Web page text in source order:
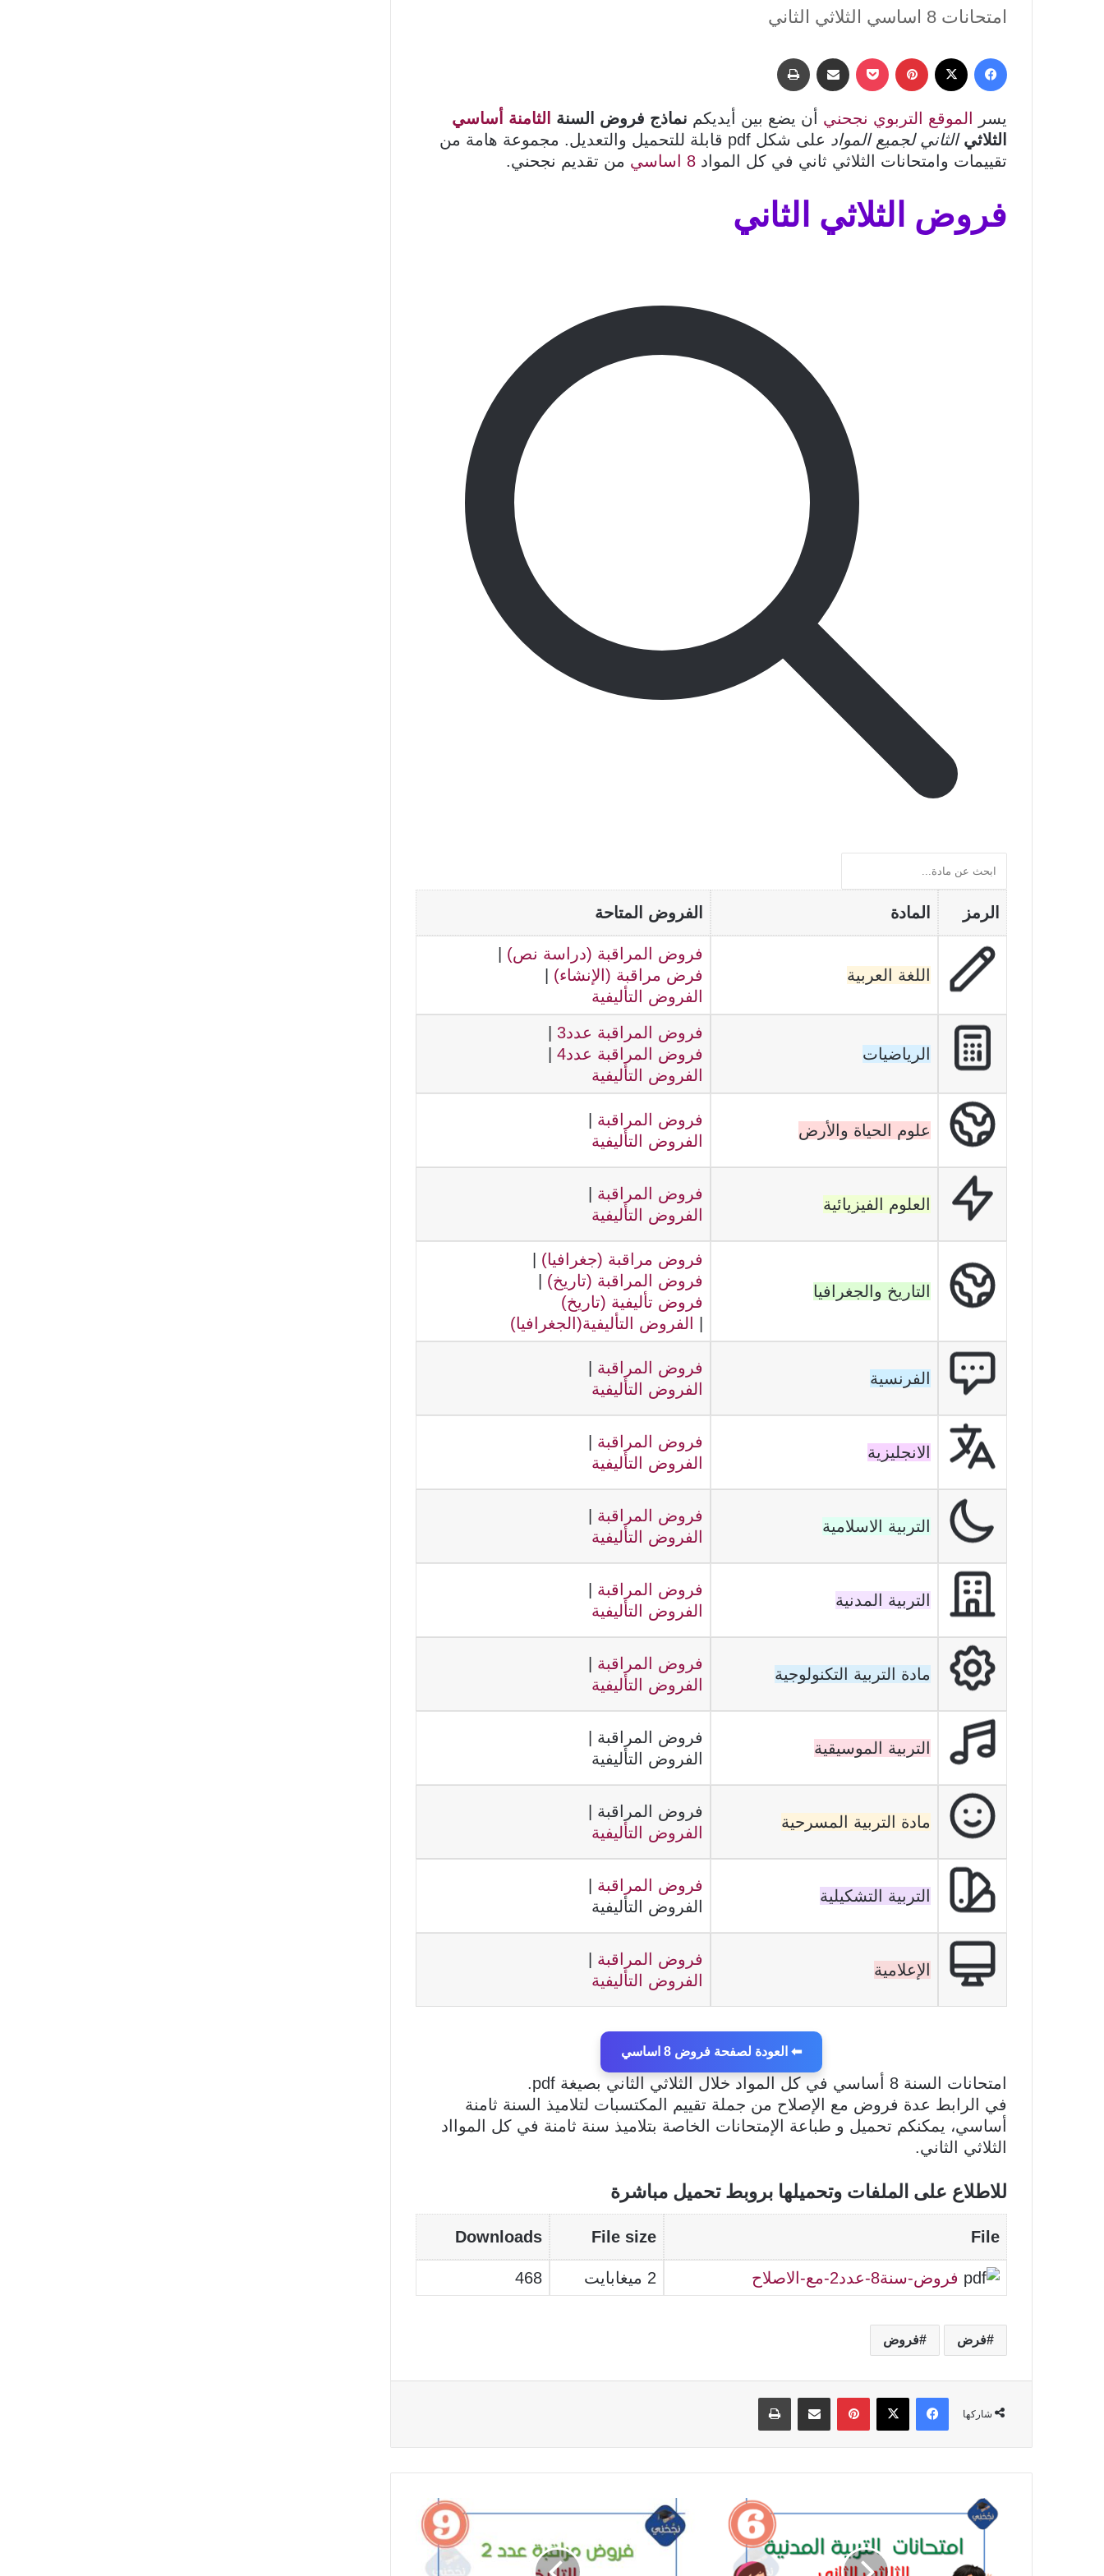
امتحانات 8 اساسي الثلاثي الثاني
فيسبوك بينتيريست ‫Pocket مشاركة عبر البريد
يسر الموقع التربوي نجحني أن يضع بين أيديكم نماذج فروض السنة
الثامنة أساسي
الثلاثي الثاني لجميع المواد
على شكل pdf قابلة للتحميل والتعديل. مجموعة هامة من
تقييمات وامتحانات الثلاثي ثاني في كل المواد 8 اساسي من تقديم نجحني.
فروض الثلاثي الثاني
الرمز المادة الفروض المتاحة
اللغة العربية
فروض المراقبة (دراسة نص) |
فرض مراقبة (الإنشاء) |
الفروض التأليفية
الرياضيات
فروض المراقبة عدد3
|
فروض المراقبة عدد4
|
الفروض التأليفية
علوم الحياة والأرض
فروض المراقبة |
الفروض التأليفية
العلوم الفيزيائية
فروض المراقبة |
الفروض التأليفية
التاريخ والجغرافيا
فروض مراقبة (جغرافيا) |
فروض المراقبة (تاريخ) |
فروض تأليفية (تاريخ)
| الفروض التأليفية(الجغرافيا)
الفرنسية
فروض المراقبة |
الفروض التأليفية
الانجليزية
فروض المراقبة |
الفروض التأليفية
التربية الاسلامية
فروض المراقبة |
الفروض التأليفية
التربية المدنية
فروض المراقبة |
الفروض التأليفية
مادة التربية التكنولوجية
فروض المراقبة |
الفروض التأليفية
التربية الموسيقية
فروض المراقبة |
الفروض التأليفية
مادة التربية المسرحية
فروض المراقبة |
الفروض التأليفية
التربية التشكيلية
فروض المراقبة |
الفروض التأليفية
الإعلامية
فروض المراقبة |
الفروض التأليفية
⬅ العودة لصفحة فروض 8 اساسي
امتحانات السنة 8 أساسي في كل المواد خلال الثلاثي الثاني بصيغة pdf.
في الرابط عدة فروض مع الإصلاح من جملة تقييم المكتسبات لتلاميذ السنة ثامنة
أساسي، يمكنكم تحميل و طباعة الإمتحانات الخاصة بتلاميذ سنة ثامنة في كل الموااد
الثلاثي الثاني.
للاطلاع على الملفات وتحميلها بروبط تحميل مباشرة
File
File size
Downloads
فروض-سنة8-عدد2-مع-الاصلاح 2 ميغابايت 468
فرض فروض
شاركها
فيسبوك ‫X بينتيريستمشاركة عبر البريد طباعة
إمتحانات
التربية
فروض
مراقبة
عدد2